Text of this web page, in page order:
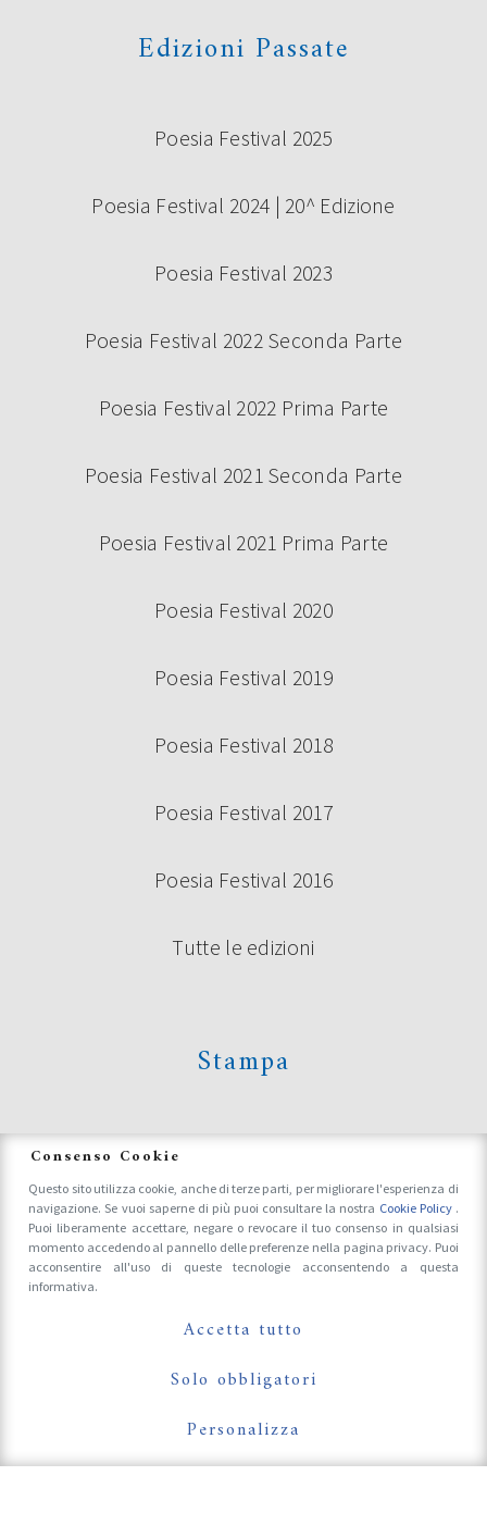
Edizioni Passate
Poesia Festival 2025
Poesia Festival 2024 | 20^ Edizione
Poesia Festival 2023
Poesia Festival 2022 Seconda Parte
Poesia Festival 2022 Prima Parte
Poesia Festival 2021 Seconda Parte
Poesia Festival 2021 Prima Parte
Poesia Festival 2020
Poesia Festival 2019
Poesia Festival 2018
Poesia Festival 2017
Poesia Festival 2016
Tutte le edizioni
Stampa
Accrediti Stampa e Fotografi
Follow Us On
Consenso Cookie
Questo sito utilizza cookie, anche di terze parti, per migliorare l'esperienza di
navigazione. Se vuoi saperne di più puoi consultare la nostra Cookie Policy .
Puoi liberamente accettare, negare o revocare il tuo consenso in qualsiasi
momento accedendo al pannello delle preferenze nella pagina privacy. Puoi
acconsentire all'uso di queste tecnologie acconsentendo a questa
informativa.
Accetta tutto
Solo obbligatori
Personalizza